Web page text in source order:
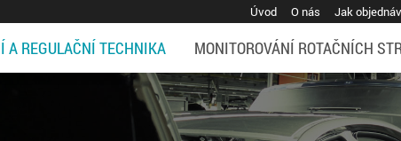
Úvod O nás Jak
A REGULAČNÍ TECHNIKA MONITOROVÁNÍ ROTAČNÍCH